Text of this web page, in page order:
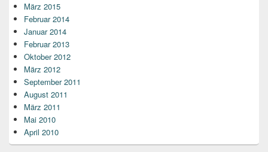
März 2015
Februar 2014
Januar 2014
Februar 2013
Oktober 2012
März 2012
September 2011
August 2011
März 2011
Mai 2010
April 2010